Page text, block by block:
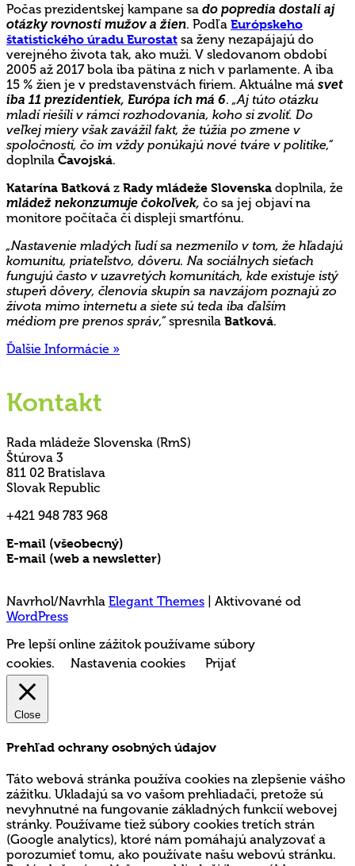
Počas prezidentskej kampane sa do popredia dostali aj
otázky rovnosti mužov a žien. Podľa Európskeho
štatistického úradu Eurostat sa ženy nezapájajú do
verejného života tak, ako muži. V sledovanom období
2005 až 2017 bola iba pätina z nich v parlamente. A iba
15 % žien je v predstavenstvách firiem. Aktuálne má svet
iba 11 prezidentiek, Európa ich má 6. „Aj túto otázku
mladí riešili v rámci rozhodovania, koho si zvoliť. Do
veľkej miery však zavážil fakt, že túžia po zmene v
spoločnosti, čo im vždy ponúkajú nové tváre v politike,“
doplnila Čavojská.
Katarína Batková z Rady mládeže Slovenska doplnila, že
mládež nekonzumuje čokoľvek, čo sa jej objaví na
monitore počítača či displeji smartfónu.
„Nastavenie mladých ľudí sa nezmenilo v tom, že hľadajú
komunitu, priateľstvo, dôveru. Na sociálnych sieťach
fungujú často v uzavretých komunitách, kde existuje istý
stupeň dôvery, členovia skupín sa navzájom poznajú zo
života mimo internetu a siete sú teda iba ďalším
médiom pre prenos správ,“spresnila Batková.
Ďalšie Informácie »
Kontakt
Rada mládeže Slovenska (RmS)
Štúrova 3
811 02 Bratislava
Slovak Republic
+421 948 783 968
E-mail (všeobecný)
E-mail (web a newsletter)
Navrhol/Navrhla Elegant Themes | Aktivované od
WordPress
Pre lepší online zážitok používame súbory
cookies.
Nastavenia cookies Prijať
Close
Prehľad ochrany osobných údajov
Táto webová stránka používa cookies na zlepšenie vášho
zážitku. Ukladajú sa vo vašom prehliadači, pretože sú
nevyhnutné na fungovanie základných funkcií webovej
stránky. Používame tiež súbory cookies tretích strán
(Google analytics), ktoré nám pomáhajú analyzovať a
porozumieť tomu, ako používate našu webovú stránku.